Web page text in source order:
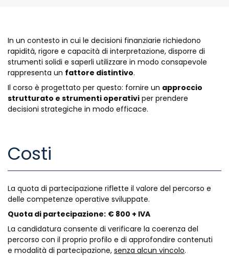
In un contesto in cui le decisioni finanziarie richiedono
rapidità, rigore e capacità di interpretazione, disporre di
strumenti solidi e saperli utilizzare in modo consapevole
rappresenta un fattore distintivo.
Il corso è progettato per questo: fornire un approccio
strutturato e strumenti operativi per prendere
decisioni strategiche in modo efficace.
Costi
La quota di partecipazione riflette il valore del percorso e
delle competenze operative sviluppate.
Quota di partecipazione: € 800 + IVA
La candidatura consente di verificare la coerenza del
percorso con il proprio profilo e di approfondire contenuti
e modalità di partecipazione, senza alcun vincolo.